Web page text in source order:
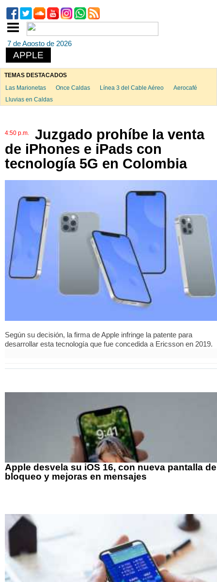
7 de Agosto de 2026
APPLE
TEMAS DESTACADOS
Las Marionetas
Once Caldas Línea 3 del Cable Aéreo
Aerocafé
Lluvias en Caldas
4:50 p.m.
Juzgado prohíbe la venta
de iPhones e iPads con
tecnología 5G en Colombia
Según su decisión, la firma de Apple infringe la patente para
desarrollar esta tecnología que fue concedida a Ericsson en 2019.
Apple desvela su iOS 16, con nueva pantalla de
bloqueo y mejoras en mensajes